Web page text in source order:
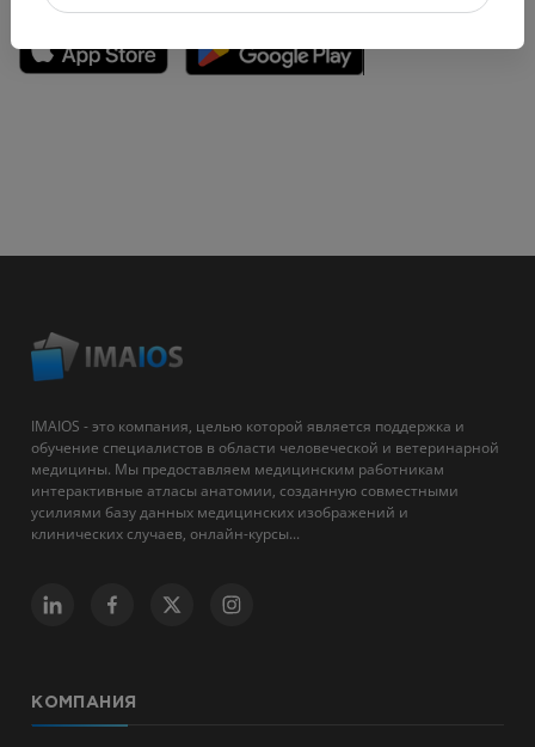
IMAIOS - это компания, целью которой является поддержка и
обучение специалистов в области человеческой и ветеринарной
медицины. Мы предоставляем медицинским работникам
интерактивные атласы анатомии, созданную совместными
усилиями базу данных медицинских изображений и
клинических случаев, онлайн-курсы...
КОМПАНИЯ